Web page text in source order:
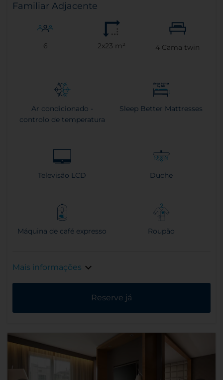
Familiar Adjacente
6 2x23 m² 4 Cama twin
Ar condicionado -
controlo de temperatura
Sleep Better Mattresses
Televisão LCD Duche
Máquina de café expresso Roupão
Mais informações
Reserve já